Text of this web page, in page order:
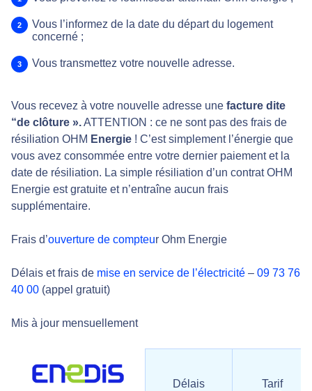
Vous l’informez de la date du départ du logement
concerné ;
Vous transmettez votre nouvelle adresse.
Vous recevez à votre nouvelle adresse une facture dite
“de clôture ».ATTENTION : ce ne sont pas des frais de
résiliation OHM Energie ! C’est simplement l’énergie que
vous avez consommée entre votre dernier paiement et la
date de résiliation. La simple résiliation d’un contrat OHM
Energie est gratuite et n’entraîne aucun frais
supplémentaire.
Frais d’ouverture de compteur Ohm Energie
Délais et frais de mise en service de l’électricité – 09 73 76
40 00 (appel gratuit)
Mis à jour mensuellement
Délais
Tarif